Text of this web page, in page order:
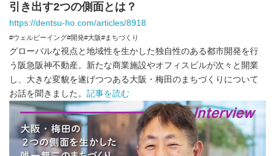
引き出す2つの側面とは？
https://dentsu-ho.com/articles/8918
#ウェルビーイング#開発#大阪#まちづくり
グローバルな視点と地域性を生かした独自性のある都市開発を行
う阪急阪神不動産。新たな商業施設やオフィスビルが次々と開業
し、大きな変貌を遂げつつある大阪・梅田のまちづくりについて
お話を聞きました。 記事を読む